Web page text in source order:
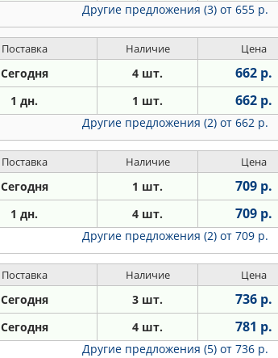
Другие предложения (3) от 655 р.
Поставка Наличие Цена
Сегодня 4 шт. 662 р.
1 дн. 1 шт. 662 р.
Другие предложения (2) от 662 р.
Поставка Наличие Цена
Сегодня 1 шт. 709 р.
1 дн. 4 шт. 709 р.
Другие предложения (2) от 709 р.
Поставка Наличие Цена
Сегодня 3 шт. 736 р.
Сегодня 4 шт. 781 р.
Другие предложения (5) от 736 р.